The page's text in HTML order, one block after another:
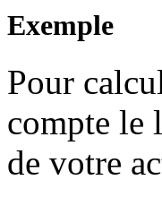
Exemple
Pour
compte le
de votre